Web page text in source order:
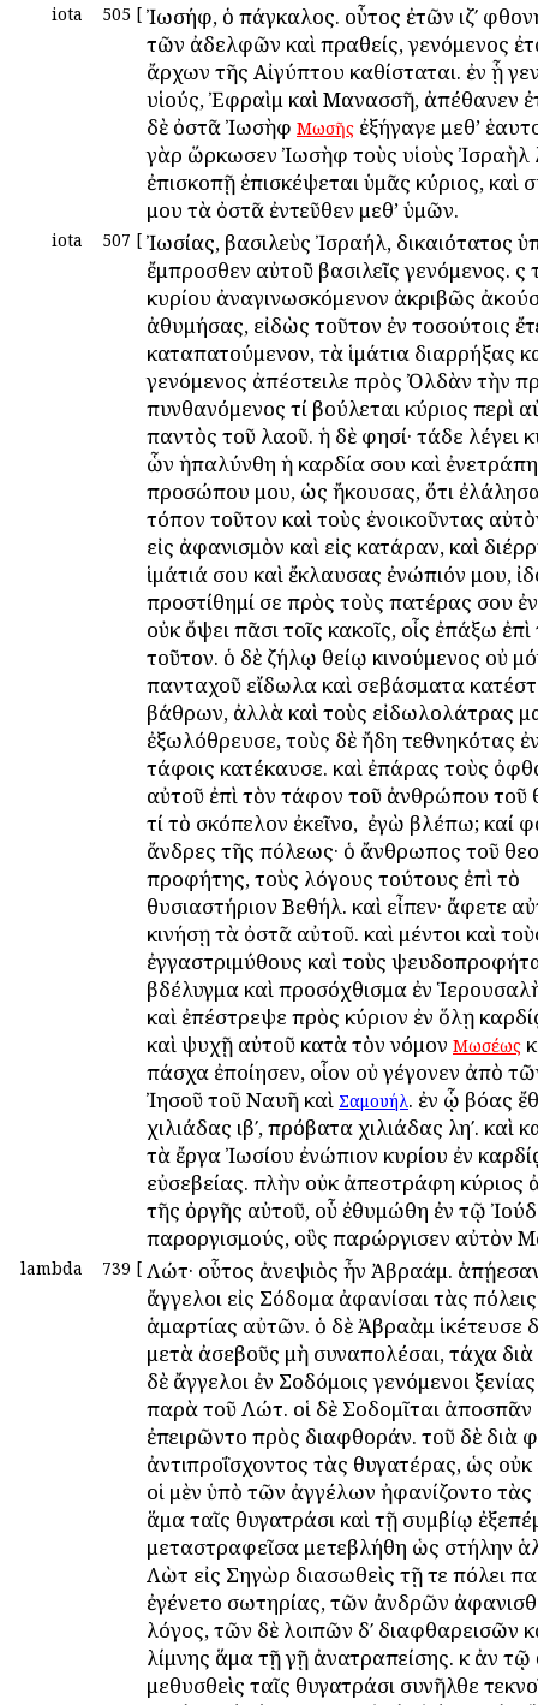
iota 505 [ Ἰωσήφ, ὁ πάγκαλος. οὗτος ἐτῶν ιζʹ
τῶν ἀδελφῶν καὶ πραθείς, γενόμενος
ἄρχων τῆς Αἰγύπτου καθίσταται. ἐν ᾗ
υἱούς, Ἐφραὶμ καὶ Μανασσῆ, ἀπέθανεν
δὲ ὀστᾶ Ἰωσὴφ Μωσῆς ἐξήγαγε μεθ’
γὰρ ὥρκωσεν Ἰωσὴφ τοὺς υἱοὺς Ἰσραὴλ
ἐπισκοπῇ ἐπισκέψεται ὑμᾶς κύριος, καὶ
μου τὰ ὀστᾶ ἐντεῦθεν μεθ’ ὑμῶν.
iota 507 [ Ἰωσίας, βασιλεὺς Ἰσραήλ, δικαιότατος
ἔμπροσθεν αὐτοῦ βασιλεῖς γενόμενος. ὃς
κυρίου ἀναγινωσκόμενον ἀκριβῶς
ἀθυμήσας, εἰδὼς τοῦτον ἐν τοσούτοις
καταπατούμενον, τὰ ἱμάτια διαρρήξας
γενόμενος ἀπέστειλε πρὸς Ὀλδὰν τὴν
πυνθανόμενος τί βούλεται κύριος περὶ
παντὸς τοῦ λαοῦ. ἡ δὲ φησί· τάδε λέγει
ὧν ἡπαλύνθη ἡ καρδία σου καὶ
προσώπου μου, ὡς ἤκουσας, ὅτι
τόπον τοῦτον καὶ τοὺς ἐνοικοῦντας
εἰς ἀφανισμὸν καὶ εἰς κατάραν, καὶ
ἱμάτιά σου καὶ ἔκλαυσας ἐνώπιόν μου,
προστίθημί σε πρὸς τοὺς πατέρας σου ἐν
οὐκ ὄψει πᾶσι τοῖς κακοῖς, οἷς ἐπάξω
τοῦτον. ὁ δὲ ζήλῳ θείῳ κινούμενος οὐ
πανταχοῦ εἴδωλα καὶ σεβάσματα
βάθρων, ἀλλὰ καὶ τοὺς εἰδωλολάτρας
ἐξωλόθρευσε, τοὺς δὲ ἤδη τεθνηκότας
τάφοις κατέκαυσε. καὶ ἐπάρας τοὺς
αὐτοῦ ἐπὶ τὸν τάφον τοῦ ἀνθρώπου τοῦ
τί τὸ σκόπελον ἐκεῖνο, ὃ ἐγὼ βλέπω; καί
ἄνδρες τῆς πόλεως· ὁ ἄνθρωπος τοῦ
προφήτης, τοὺς λόγους τούτους ἐπὶ τὸ
θυσιαστήριον Βεθήλ. καὶ εἶπεν· ἄφετε
κινήσῃ τὰ ὀστᾶ αὐτοῦ. καὶ μέντοι καὶ
ἐγγαστριμύθους καὶ τοὺς
βδέλυγμα καὶ προσόχθισμα ἐν
καὶ ἐπέστρεψε πρὸς κύριον ἐν ὅλῃ
καὶ ψυχῇ αὐτοῦ κατὰ τὸν νόμον Μωσέως
πάσχα ἐποίησεν, οἷον οὐ γέγονεν ἀπὸ
Ἰησοῦ τοῦ Ναυῆ καὶ Σαμουήλ. ἐν ᾧ βόας
χιλιάδας ιβʹ, πρόβατα χιλιάδας ληʹ.
τὰ ἔργα Ἰωσίου ἐνώπιον κυρίου ἐν
εὐσεβείας. πλὴν οὐκ ἀπεστράφη κύριος
τῆς ὀργῆς αὐτοῦ, οὗ ἐθυμώθη ἐν τῷ
παροργισμούς, οὓς παρώργισεν αὐτὸν
lambda 739 [ Λώτ· οὗτος ἀνεψιὸς ἦν Ἀβραάμ.
ἄγγελοι εἰς Σόδομα ἀφανίσαι τὰς
ἁμαρτίας αὐτῶν. ὁ δὲ Ἀβραὰμ ἱκέτευσε
μετὰ ἀσεβοῦς μὴ συναπολέσαι, τάχα
δὲ ἄγγελοι ἐν Σοδόμοις γενόμενοι
παρὰ τοῦ Λώτ. οἱ δὲ Σοδομῖται ἀποσπᾶν
ἐπειρῶντο πρὸς διαφθοράν. τοῦ δὲ διὰ
ἀντιπροΐσχοντος τὰς θυγατέρας, ὡς οὐκ
οἱ μὲν ὑπὸ τῶν ἀγγέλων ἠφανίζοντο τὰς
ἅμα ταῖς θυγατράσι καὶ τῇ συμβίῳ
μεταστραφεῖσα μετεβλήθη ὡς στήλην
Λὼτ εἰς Σηγὼρ διασωθεὶς τῇ τε πόλει
ἐγένετο σωτηρίας, τῶν ἀνδρῶν
λόγος, τῶν δὲ λοιπῶν δʹ διαφθαρεισῶν
λίμνης ἅμα τῇ γῇ ἀνατραπείσης. κ ἀν τῷ
μεθυσθεὶς ταῖς θυγατράσι συνῆλθε